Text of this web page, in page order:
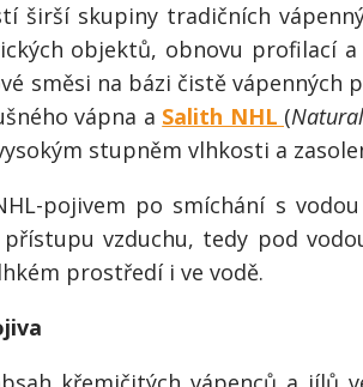
širší skupiny tradičních
objektů, obnovu profilací
směsi na bázi čistě
vápna a Salith NHL (
stupněm vlhkosti a
pojivem po smíchání s
vzduchu, tedy pod
prostředí i ve vodě.